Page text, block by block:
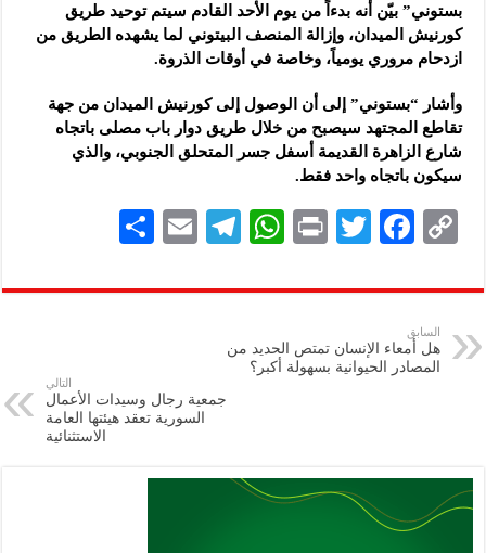
بستوني” بيّن أنه بدءاً من يوم الأحد القادم سيتم توحيد طريق
كورنيش ‏الميدان، وإزالة المنصف البيتوني لما يشهده الطريق من
ازدحام مروري ‏يومياً، وخاصة في أوقات الذروة.‏
وأشار “بستوني” إلى أن الوصول إلى كورنيش الميدان من جهة
تقاطع المجتهد ‏سيصبح من خلال طريق دوار باب مصلى باتجاه
شارع الزاهرة القديمة أسفل جسر ‏المتحلق الجنوبي، والذي
سيكون باتجاه واحد فقط.‏
C
p
y
Li
F
eb
k
T
tt
P
nt
W
at
A
Te
gr
E
ai
ar
السابق
هل أمعاء الإنسان تمتص الحديد من
المصادر الحيوانية بسهولة أكبر؟
التالي
جمعية رجال وسيدات الأعمال
السورية تعقد هيئتها العامة
الاستثنائية